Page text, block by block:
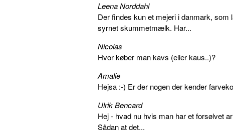
Leena Norddahl
Der findes kun et mejeri i danmark,
syrnet skummetmælk. Har...
Nicolas
Hvor køber man kavs (eller kaus..)?
Amalie
Hejsa :-) Er der nogen der kender
Ulrik Bencard
Hej - hvad nu hvis man har et forsølvet
Sådan at det...